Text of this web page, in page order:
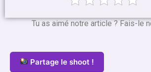
Tu as aimé notre article ? Fais-le
Partage le shoot !